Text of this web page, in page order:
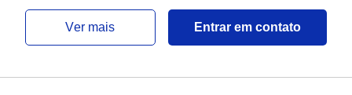
ver mais Entrar em contato